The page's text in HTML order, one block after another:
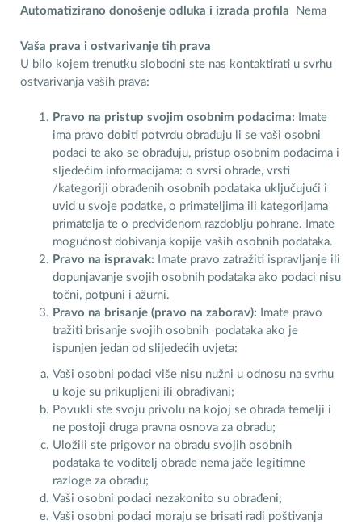
Automatizirano donošenje odluka i izrada profila Nema
Vaša prava i ostvarivanje tih prava
U bilo kojem trenutku slobodni ste nas kontaktirati u svrhu
ostvarivanja vaših prava:
Pravo na pristup svojim osobnim podacima:
Imate
ima pravo dobiti potvrdu obrađuju li se vaši osobni
podaci te ako se obrađuju, pristup osobnim podacima i
sljedećim informacijama: o svrsi obrade, vrsti
/kategoriji obrađenih osobnih podataka uključujući i
uvid u svoje podatke, o primateljima ili kategorijama
primatelja te o predviđenom razdoblju pohrane. Imate
mogućnost dobivanja kopije vaših osobnih podataka.
Pravo na ispravak: Imate pravo zatražiti ispravljanje ili
dopunjavanje svojih osobnih podataka ako podaci nisu
točni, potpuni i ažurni.
Pravo na brisanje (pravo na zaborav): Imate pravo
tražiti brisanje svojih osobnih podataka ako je
ispunjen jedan od slijedećih uvjeta:
Vaši osobni podaci više nisu nužni u odnosu na svrhu
u koje su prikupljeni ili obrađivani;
Povukli ste svoju privolu na kojoj se obrada temelji i
ne postoji druga pravna osnova za obradu;
Uložili ste prigovor na obradu svojih osobnih
podataka te voditelj obrade nema jače legitimne
razloge za obradu;
Vaši osobni podaci nezakonito su obrađeni;
Vaši osobni podaci moraju se brisati radi poštivanja